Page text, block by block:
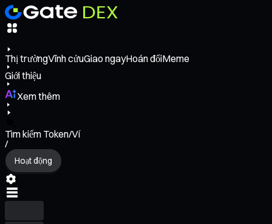
Thị trườngVĩnh cửuGiao ngayHoán đổiMeme
Giới thiệu
Xem thêm
Tìm kiếm Token/Ví
/
Hoạt động